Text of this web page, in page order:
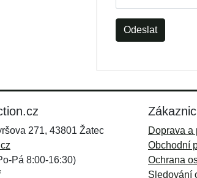
Odeslat
271, 43801 Žatec
Pá 8:00-16:30)
Doprava a
Obchodní
Ochrana
Sledování